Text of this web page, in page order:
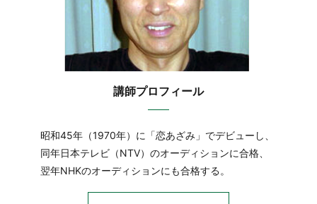
講師プロフィール
昭和45年（1970年）に「恋あざみ」でデビューし、
同年日本テレビ（NTV）のオーディションに合格、
翌年NHKのオーディションにも合格する。